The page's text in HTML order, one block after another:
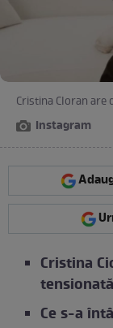
Cristina CIoran are
Instagram
Cristina
tensionată
Ce s-a